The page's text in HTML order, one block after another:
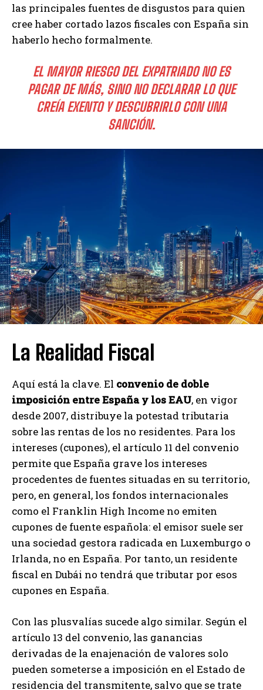
las principales fuentes de disgustos para quien
cree haber cortado lazos fiscales con España sin
haberlo hecho formalmente.
EL MAYOR RIESGO DEL EXPATRIADO NO ES
PAGAR DE MÁS, SINO NO DECLARAR LO QUE
CREÍA EXENTO Y DESCUBRIRLO CON UNA
SANCIÓN.
La Realidad Fiscal
Aquí está la clave. El convenio de doble
imposición entre España y los EAU, en vigor
desde 2007, distribuye la potestad tributaria
sobre las rentas de los no residentes. Para los
intereses (cupones), el artículo 11 del convenio
permite que España grave los intereses
procedentes de fuentes situadas en su territorio,
pero, en general, los fondos internacionales
como el Franklin High Income no emiten
cupones de fuente española: el emisor suele ser
una sociedad gestora radicada en Luxemburgo o
Irlanda, no en España. Por tanto, un residente
fiscal en Dubái no tendrá que tributar por esos
cupones en España.
Con las plusvalías sucede algo similar. Según el
artículo 13 del convenio, las ganancias
derivadas de la enajenación de valores solo
pueden someterse a imposición en el Estado de
residencia del transmitente, salvo que se trate